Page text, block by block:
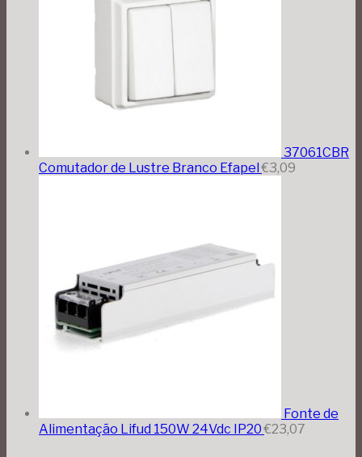
37061CBR
Comutador de Lustre Branco Efapel €3,09
Fonte de
Alimentação Lifud 150W 24Vdc IP20 €23,07